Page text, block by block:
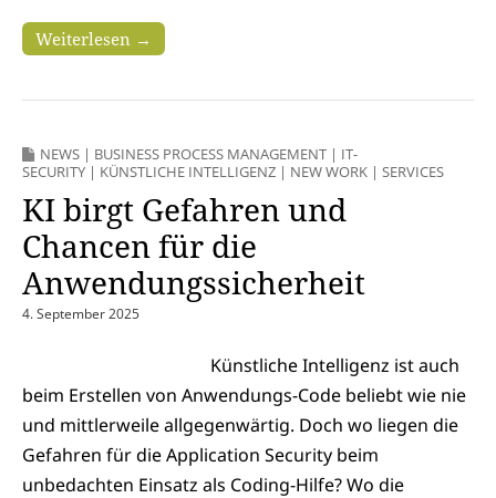
Weiterlesen →
NEWS | BUSINESS PROCESS MANAGEMENT | IT-
SECURITY | KÜNSTLICHE INTELLIGENZ | NEW WORK | SERVICES
KI birgt Gefahren und
Chancen für die
Anwendungssicherheit
4. September 2025
Künstliche Intelligenz ist auch
beim Erstellen von Anwendungs-Code beliebt wie nie
und mittlerweile allgegenwärtig. Doch wo liegen die
Gefahren für die Application Security beim
unbedachten Einsatz als Coding-Hilfe? Wo die